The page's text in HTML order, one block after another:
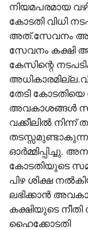
നിയമപരമായ
കോടതി വിധി
അത്.സേവനം
സേവനം കക്ഷി
കേസിന്റെ
തേടി
അവകാശങ്ങള്‍
വക്കീലില്‍ നിന്ന്
ഓർമ്മിപ്പിച്ചു.
കോടതിയുടെ
പിഴ ശിക്ഷ
ലഭിക്കാൻ
കക്ഷിയുടെ നീതി
ഹൈക്കോടതി